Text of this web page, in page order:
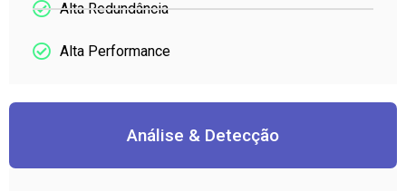
Alta Redundância
Alta Performance
Análise & Detecção